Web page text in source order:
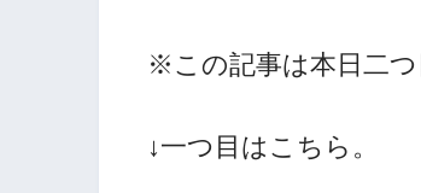
※この記事は本日二つ
↓一つ目はこちら。